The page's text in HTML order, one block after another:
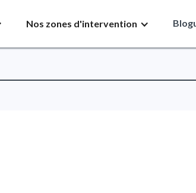
Nos zones d'intervention